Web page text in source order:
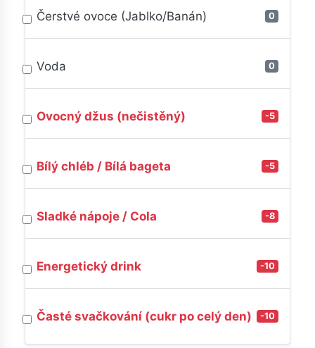
Čerstvé ovoce (Jablko/Banán) 0
Voda 0
Ovocný džus (nečistěný) -5
Bílý chléb / Bílá bageta -5
Sladké nápoje / Cola -8
Energetický drink -10
Časté svačkování (cukr po celý den) -10